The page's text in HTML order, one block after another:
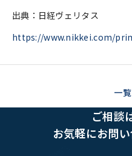
出典：日経ヴェリタス
https://www.nikkei.com/
一
ご相談
お気軽にお問